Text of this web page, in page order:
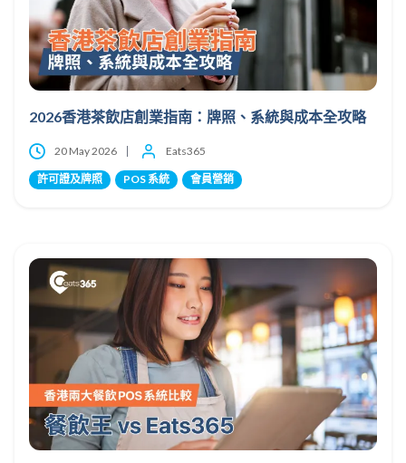
2026香港茶飲店創業指南：牌照、系統與成本全攻略
20 May 2026 Eats365
許可證及牌照 POS 系統 會員營銷